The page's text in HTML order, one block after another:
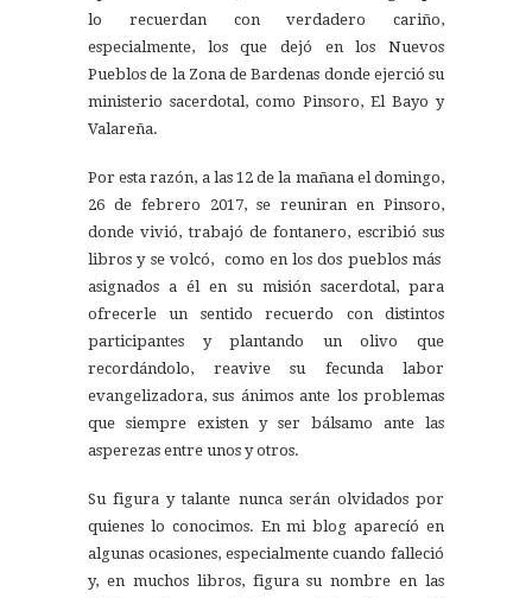
lo recuerdan con verdadero cariño,
especialmente, los que dejó en los Nuevos
Pueblos de la Zona de Bardenas donde ejerció su
ministerio sacerdotal, como Pinsoro, El Bayo y
Valareña.
Por esta razón, a las 12 de la mañana el domingo,
26 de febrero 2017, se reuniran en Pinsoro,
donde vivió, trabajó de fontanero, escribió sus
libros y se volcó, como en los dos pueblos más
asignados a él en su misión sacerdotal, para
ofrecerle un sentido recuerdo con distintos
participantes y plantando un olivo que
recordándolo, reavive su fecunda labor
evangelizadora, sus ánimos ante los problemas
que siempre existen y ser bálsamo ante las
asperezas entre unos y otros.
Su figura y talante nunca serán olvidados por
quienes lo conocimos. En mi blog aparecíó en
algunas ocasiones, especialmente cuando falleció
y, en muchos libros, figura su nombre en las